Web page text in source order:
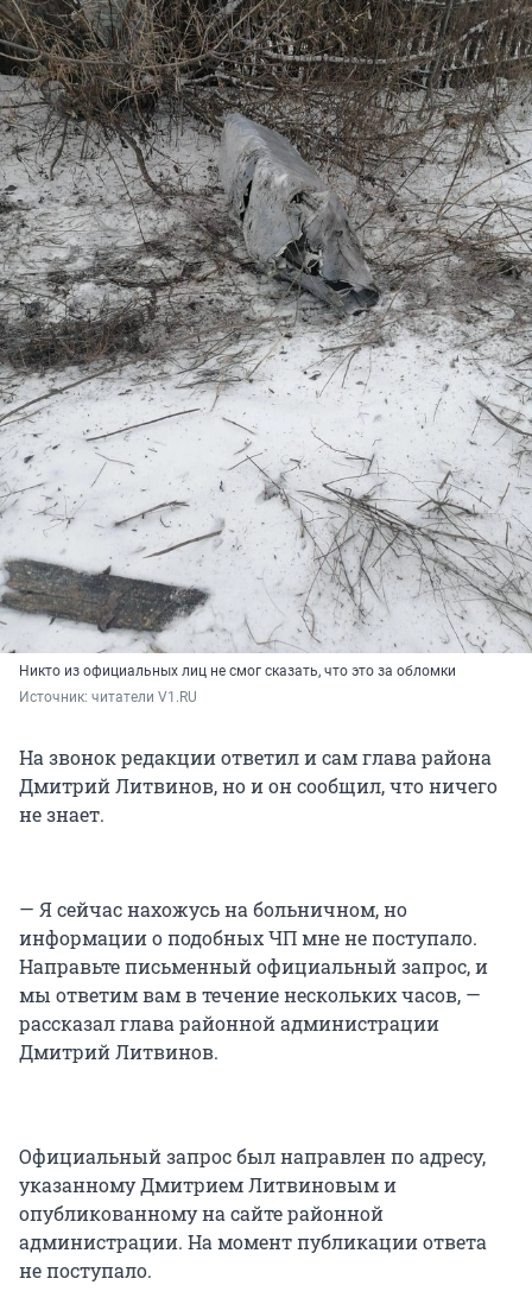
Никто из официальных лиц не смог сказать, что это за обломки
Источник: читатели V1.RU
На звонок редакции ответил и сам глава района
Дмитрий Литвинов, но и он сообщил, что ничего
не знает.
— Я сейчас нахожусь на больничном, но
информации о подобных ЧП мне не поступало.
Направьте письменный официальный запрос, и
мы ответим вам в течение нескольких часов, —
рассказал глава районной администрации
Дмитрий Литвинов.
Официальный запрос был направлен по адресу,
указанному Дмитрием Литвиновым и
опубликованному на сайте районной
администрации. На момент публикации ответа
не поступало.